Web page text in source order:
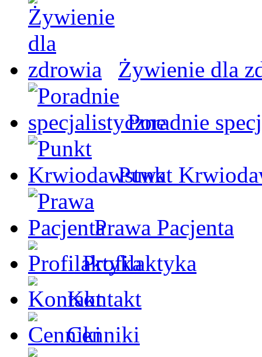
Żywienie dla
Poradnie
Punkt
Prawa Pacjenta
Profilaktyka
Kontakt
Cenniki